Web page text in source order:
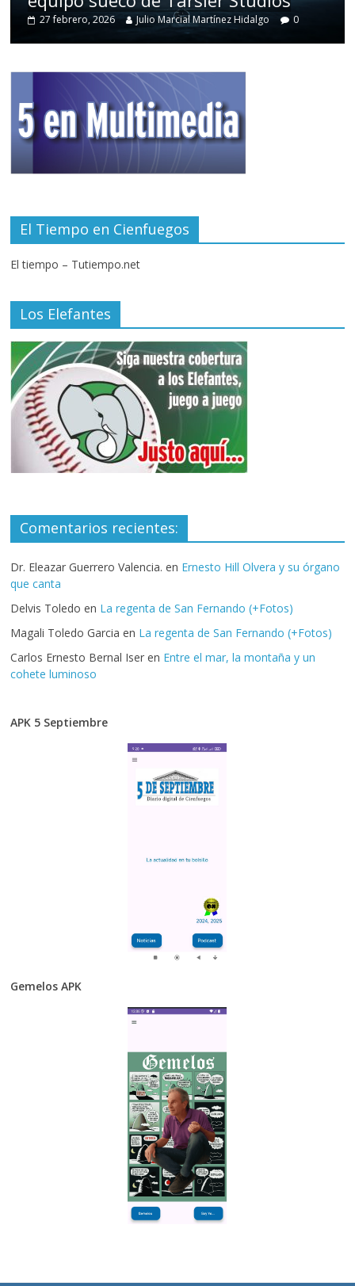
27 febrero, 2026 Julio Marcial Martínez Hidalgo 0
El Tiempo en Cienfuegos
El tiempo – Tutiempo.net
Los Elefantes
Comentarios recientes:
Dr. Eleazar Guerrero Valencia. en Ernesto Hill Olvera y su órgano
que canta
Delvis Toledo en La regenta de San Fernando (+Fotos)
Magali Toledo Garcia en La regenta de San Fernando (+Fotos)
Carlos Ernesto Bernal Iser en Entre el mar, la montaña y un
cohete luminoso
APK 5 Septiembre
Gemelos APK